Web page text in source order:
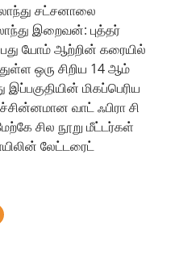
சட்சனாலை
இறைவன்: புத்தர்
யோம் ஆற்றின் கரையில்
ஒரு சிறிய 14 ஆம்
மிகப்பெரிய
வாட் ஃபிரா சி
சில நூறு மீட்டர்கள்
லேட்டரைட்